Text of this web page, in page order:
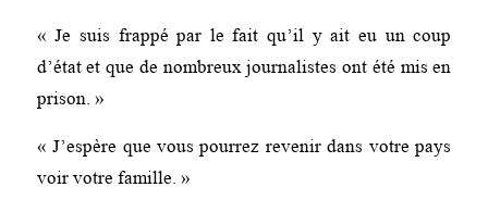
« Je suis frappé par le fait qu’il y ait eu un coup
d’état et que de nombreux journalistes ont été mis en
prison. »
« J’espère que vous pourrez revenir dans votre pays
voir votre famille. »